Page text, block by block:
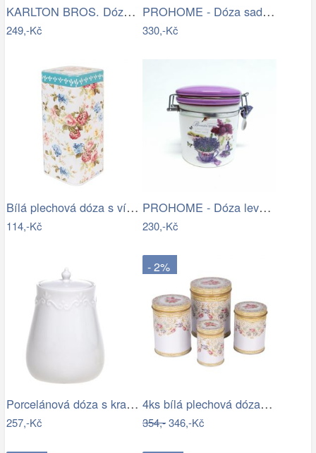
KARLTON BROS. Dóza na cukr se lžičkou…
249,-Kč
PROHOME - Dóza sada 4 ks 18,15,13,10 cm
330,-Kč
Bílá plechová dóza s víkem a květy - 7…
114,-Kč
PROHOME - Dóza levandule 530ml
230,-Kč
Porcelánová dóza s krajkou Provence…
257,-Kč
- 2%
4ks bílá plechová dóza s růžemi - Ø 11…
354,-346,-Kč